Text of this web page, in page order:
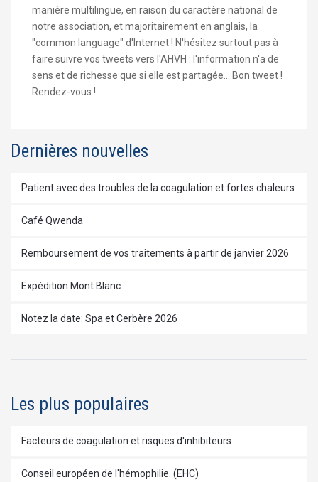
manière multilingue, en raison du caractère national de
notre association, et majoritairement en anglais, la
"common language" d'Internet ! N'hésitez surtout pas à
faire suivre vos tweets vers l'AHVH : l'information n'a de
sens et de richesse que si elle est partagée... Bon tweet !
Rendez-vous !
Dernières nouvelles
Patient avec des troubles de la coagulation et fortes chaleurs
Café Qwenda
Remboursement de vos traitements à partir de janvier 2026
Expédition Mont Blanc
Notez la date: Spa et Cerbère 2026
Les plus populaires
Facteurs de coagulation et risques d'inhibiteurs
Conseil européen de l'hémophilie. (EHC)